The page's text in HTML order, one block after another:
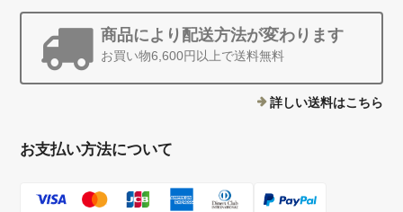
商品により配送方法が変わります
お買い物6,600円以上で送料無料
詳しい送料はこちら
お支払い方法について